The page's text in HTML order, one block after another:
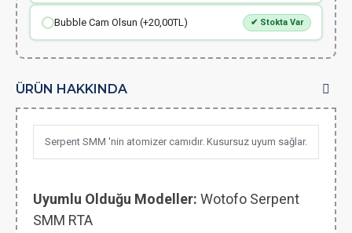
Bubble Cam Olsun (+20,00TL) ✔ Stokta Var
ÜRÜN HAKKINDA
Serpent SMM 'nin atomizer camıdır. Kusursuz uyum sağlar.
Uyumlu Olduğu Modeller: Wotofo Serpent
SMM RTA